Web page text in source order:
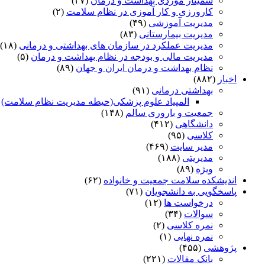
کارورزی و کار آموزی در نظام سلامت (۲)
مدیریت آموزشی (۴۹)
مدیریت بیمارستانی (۸۳)
مدیریت عملکرد در سازمان های بهداشتی و درمانی (۱۸)
مدیریت مالی و بودجه در نظام بهداشت و درمان (۵)
نظام بهداشت و درمان ایران و جهان (۸۹)
اخبار (۸۸۲)
بهداشتی درمانی (۹۱)
المپیاد علوم پزشکی(حیطه مدیریت نظام سلامت)
جمعیت و باروری سالم (۱۴۸)
دانشگاهی (۴۱۲)
کلاسی (۹۵)
مدیر سایت (۴۶۹)
مدیریتی (۱۸۸)
ویژه (۸۹)
اندیشکده سلامت جمعیت و خانواده (۶۲)
پاسخگویی به دانشجویان (۷۱)
درخواست ها (۱۲)
سوالات (۳۴)
نمره کلاسی (۲)
نمره نهایی (۱)
پژوهشی (۴۵۵)
بانک مقالات (۲۲۱)